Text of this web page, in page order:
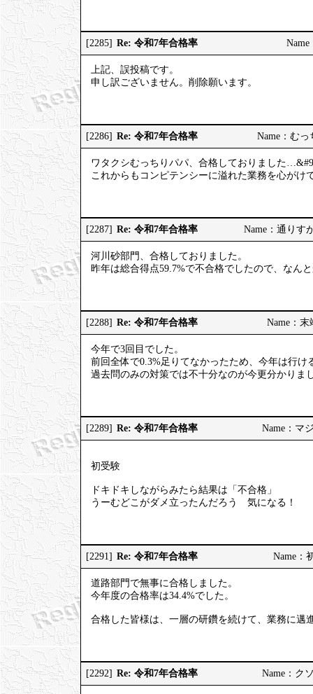
[2285] Re: 令和7年合格率
上記、誤投稿です。
申し訳ございません。削除願います。
[2286] Re: 令和7年合格率 Name：む
ワタクシむっちりパパ、合格しておりました
これからもコンピテンシーに溢れた業務を心がけ
[2287] Re: 令和7年合格率 Name：通りす
河川砂部門、合格しておりました。
昨年は総合得点59.7%で不合格でしたので、なん
[2288] Re: 令和7年合格率 Name：
今年で3回目でした。
前回全体で0.3%足りてなかったため、今年は行
過去問のみの対策では不十分なのが今更分かりま
[2289] Re: 令和7年合格率 Name：マ
初受験
ドキドキしながらみたら結果は「不合格」
うーむどこがダメ立ったんだろう 気になる！
[2291] Re: 令和7年合格率 Name：
道路部門で無事に合格しました。
今年度の合格率は34.4%でした。
合格した皆様は、一層の研鑽を続けて、業務に邁
[2292] Re: 令和7年合格率 Name：ク